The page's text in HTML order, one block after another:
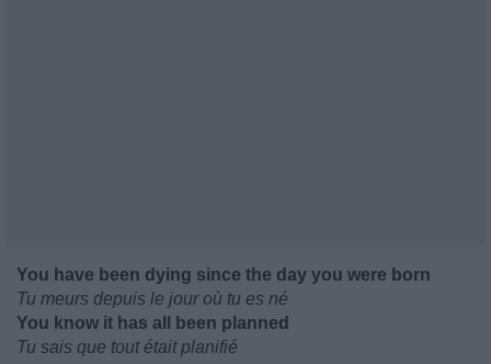
You have been dying since the day you were born
Tu meurs depuis le jour où tu es né
You know it has all been planned
Tu sais que tout était planifié